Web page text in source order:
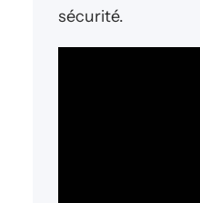
sécurité.